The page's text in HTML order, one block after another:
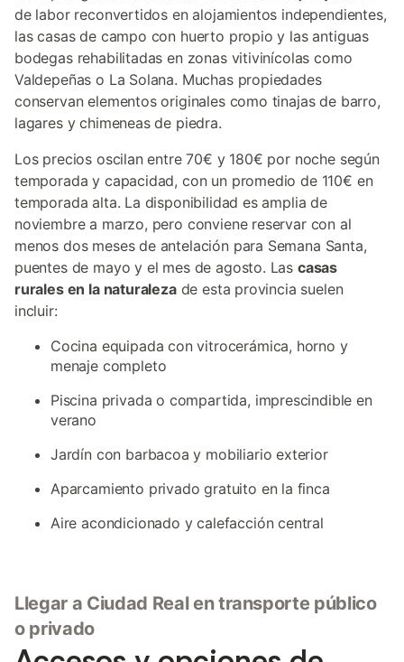
de labor reconvertidos en alojamientos independientes,
las casas de campo con huerto propio y las antiguas
bodegas rehabilitadas en zonas vitivinícolas como
Valdepeñas o La Solana. Muchas propiedades
conservan elementos originales como tinajas de barro,
lagares y chimeneas de piedra.
Los precios oscilan entre 70€ y 180€ por noche según
temporada y capacidad, con un promedio de 110€ en
temporada alta. La disponibilidad es amplia de
noviembre a marzo, pero conviene reservar con al
menos dos meses de antelación para Semana Santa,
puentes de mayo y el mes de agosto. Las casas
rurales en la naturalezade esta provincia suelen
incluir:
Cocina equipada con vitrocerámica, horno y
menaje completo
Piscina privada o compartida, imprescindible en
verano
Jardín con barbacoa y mobiliario exterior
Aparcamiento privado gratuito en la finca
Aire acondicionado y calefacción central
Llegar a Ciudad Real en transporte público
o privado